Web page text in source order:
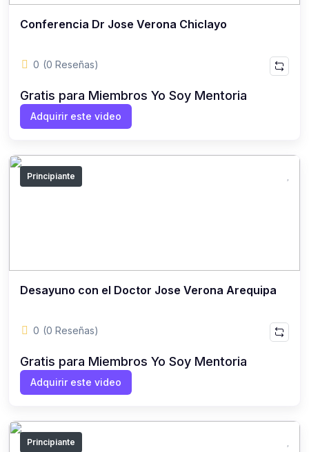
Conferencia Dr Jose Verona Chiclayo
0 (0 Reseñas)
Gratis para Miembros Yo Soy Mentoria
Adquirir este video
Principiante
Desayuno con el Doctor Jose Verona Arequipa
0 (0 Reseñas)
Gratis para Miembros Yo Soy Mentoria
Adquirir este video
Principiante